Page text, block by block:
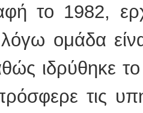
το 1982,
ομάδα
ιδρύθηκε
τις